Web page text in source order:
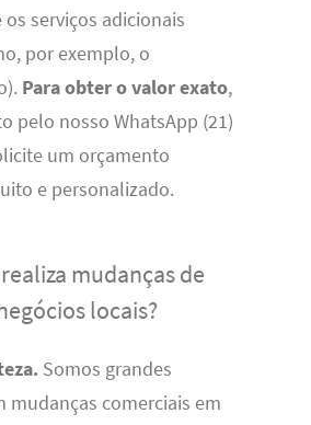
serviços adicionais
por exemplo, o
Para obter o valor exato,
pelo nosso WhatsApp (21)
um orçamento
e personalizado.
mudanças de
locais?
Somos grandes
mudanças comerciais em